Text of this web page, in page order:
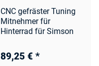
CNC gefräster Tuning
Mitnehmer für
Hinterrad für Simson
89,25 € *